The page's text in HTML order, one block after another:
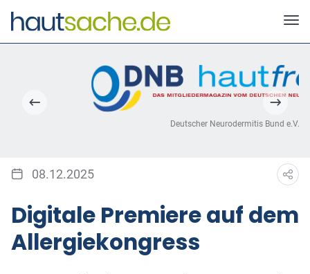
Deutscher Neurodermitis Bund e.V.
08.12.2025
Digitale Premiere auf dem
Allergiekongress